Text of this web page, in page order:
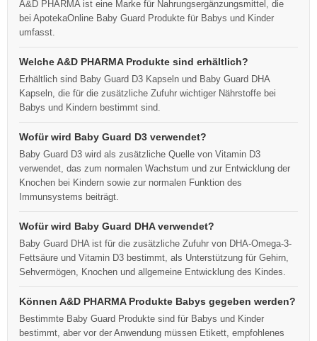
A&D PHARMA ist eine Marke für Nahrungsergänzungsmittel, die
bei ApotekaOnline Baby Guard Produkte für Babys und Kinder
umfasst.
Welche A&D PHARMA Produkte sind erhältlich?
Erhältlich sind Baby Guard D3 Kapseln und Baby Guard DHA
Kapseln, die für die zusätzliche Zufuhr wichtiger Nährstoffe bei
Babys und Kindern bestimmt sind.
Wofür wird Baby Guard D3 verwendet?
Baby Guard D3 wird als zusätzliche Quelle von Vitamin D3
verwendet, das zum normalen Wachstum und zur Entwicklung der
Knochen bei Kindern sowie zur normalen Funktion des
Immunsystems beiträgt.
Wofür wird Baby Guard DHA verwendet?
Baby Guard DHA ist für die zusätzliche Zufuhr von DHA-Omega-3-
Fettsäure und Vitamin D3 bestimmt, als Unterstützung für Gehirn,
Sehvermögen, Knochen und allgemeine Entwicklung des Kindes.
Können A&D PHARMA Produkte Babys gegeben werden?
Bestimmte Baby Guard Produkte sind für Babys und Kinder
bestimmt, aber vor der Anwendung müssen Etikett, empfohlenes